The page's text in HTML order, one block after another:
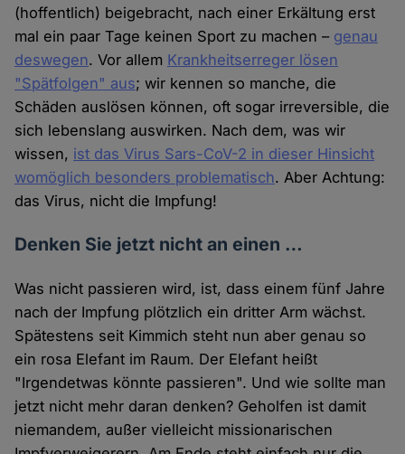
(hoffentlich) beigebracht, nach einer Erkältung erst
mal ein paar Tage keinen Sport zu machen – genau
deswegen. Vor allem Krankheitserreger lösen
"Spätfolgen" aus; wir kennen so manche, die
Schäden auslösen können, oft sogar irreversible, die
sich lebenslang auswirken. Nach dem, was wir
wissen, ist das Virus Sars-CoV-2 in dieser Hinsicht
womöglich besonders problematisch. Aber Achtung:
das Virus, nicht die Impfung!
Denken Sie jetzt nicht an einen …
Was nicht passieren wird, ist, dass einem fünf Jahre
nach der Impfung plötzlich ein dritter Arm wächst.
Spätestens seit Kimmich steht nun aber genau so
ein rosa Elefant im Raum. Der Elefant heißt
"Irgendetwas könnte passieren". Und wie sollte man
jetzt nicht mehr daran denken? Geholfen ist damit
niemandem, außer vielleicht missionarischen